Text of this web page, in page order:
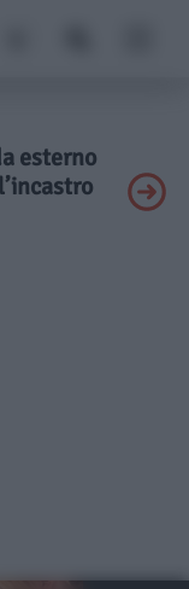
esterno